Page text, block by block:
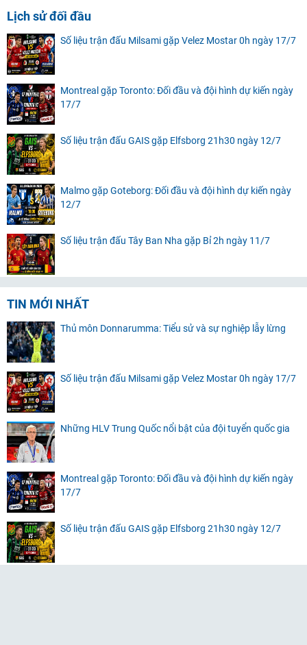
Lịch sử đối đầu
Số liệu trận đấu Milsami gặp Velez Mostar 0h ngày 17/7
Montreal gặp Toronto: Đối đầu và đội hình dự kiến ngày
17/7
Số liệu trận đấu GAIS gặp Elfsborg 21h30 ngày 12/7
Malmo gặp Goteborg: Đối đầu và đội hình dự kiến ngày
12/7
Số liệu trận đấu Tây Ban Nha gặp Bỉ 2h ngày 11/7
TIN MỚI NHẤT
Thủ môn Donnarumma: Tiểu sử và sự nghiệp lẫy lừng
Số liệu trận đấu Milsami gặp Velez Mostar 0h ngày 17/7
Những HLV Trung Quốc nổi bật của đội tuyển quốc gia
Montreal gặp Toronto: Đối đầu và đội hình dự kiến ngày
17/7
Số liệu trận đấu GAIS gặp Elfsborg 21h30 ngày 12/7